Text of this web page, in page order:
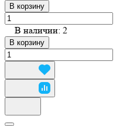
В корзину
В наличии: 2
В корзину